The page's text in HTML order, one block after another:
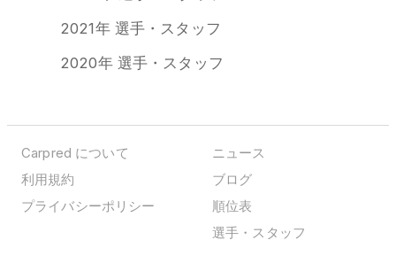
2021年 選手・スタッフ
2020年 選手・スタッフ
Carpred について
利用規約
プライバシーポリシー
ニュース
ブログ
順位表
選手・スタッフ